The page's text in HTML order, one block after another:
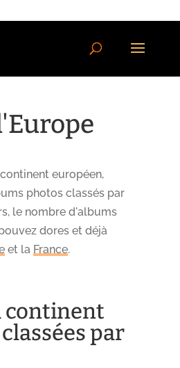
européen,
photos classés par
le nombre d'albums
dores et déjà
et la France.
continent
par